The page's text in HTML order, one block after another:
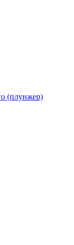
(плунжер)